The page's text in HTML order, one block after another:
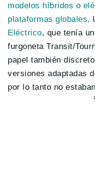
modelos híbridos o
plataformas globales.
Eléctrico, que tenía
furgoneta Transit/
papel también
versiones adaptadas
por lo tanto no